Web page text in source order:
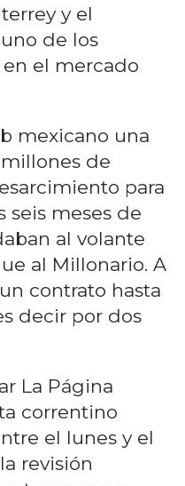
y el
de los
el mercado
mexicano una
de
para
meses de
al volante
al Millonario. A
contrato hasta
decir por dos
La Página
correntino
el lunes y el
revisión